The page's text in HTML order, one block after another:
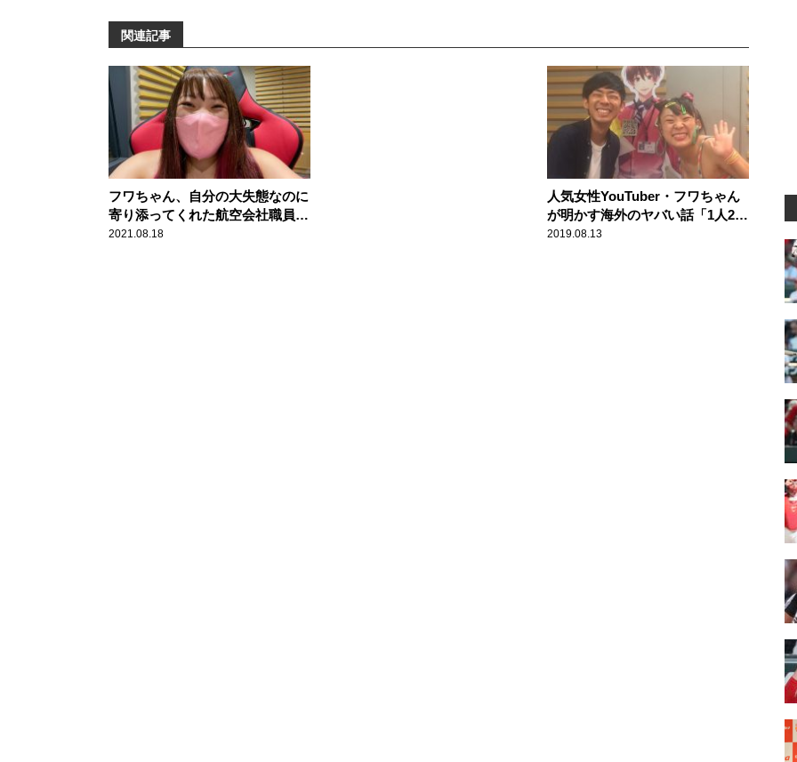
関連記事
フワちゃん、自分の大失態なのに
寄り添ってくれた航空会社職員に
大感激「どんだけ女神やねん！」
2021.08.18
人気女性YouTuber・フワちゃん
が明かす海外のヤバい話「1人250
円の部屋に泊まったら……」
2019.08.13